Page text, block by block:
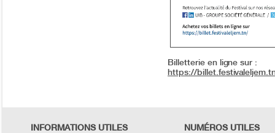
Billetterie en ligne sur :
https://
INFORMATIONS UTILES NUMÉROS UTILES